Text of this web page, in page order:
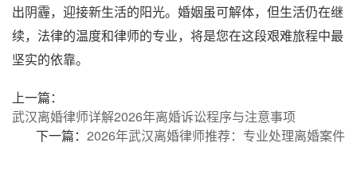
出阴霾，迎接新生活的阳光。婚姻虽可解体，但生活仍在继
续，法律的温度和律师的专业，将是您在这段艰难旅程中最
坚实的依靠。
上一篇：
武汉离婚律师详解2026年离婚诉讼程序与注意事项
2026年武汉离婚律师推荐：专业处理离婚案件
下一篇：